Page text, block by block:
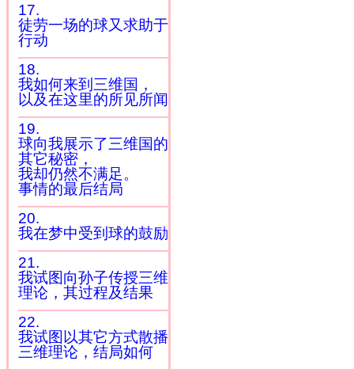
17.
徒劳一场的球又求助于
行动
18.
我如何来到三维国，
以及在这里的所见所闻
19.
球向我展示了三维国的
其它秘密，
我却仍然不满足。
事情的最后结局
20.
我在梦中受到球的鼓励
21.
我试图向孙子传授三维
理论，其过程及结果
22.
我试图以其它方式散播
三维理论，结局如何